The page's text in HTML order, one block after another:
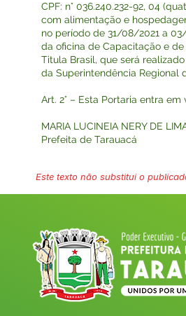
CPF: n° 036.240.232-92, 04
com alimentação e
no período de 31/08/2021 a
da oficina de Capacitação e
Titula Brasil, que será
da Superintendência Regional
Art. 2° – Esta Portaria entra
MARIA LUCINEIA NERY DE
Prefeita de Tarauacá
Este texto não substitui o